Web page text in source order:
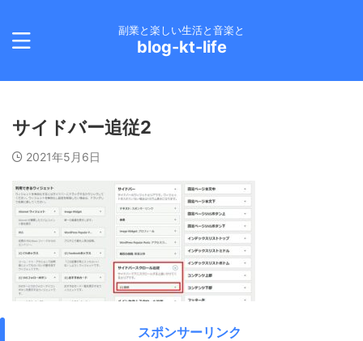
副業と楽しい生活と音楽と
blog-kt-life
サイドバー追従2
2021年5月6日
スポンサーリンク